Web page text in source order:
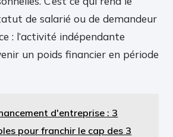
de salarié ou de demandeur
: l’activité indépendante
un poids financier en période
d'entreprise : 3
pour franchir le cap des 3